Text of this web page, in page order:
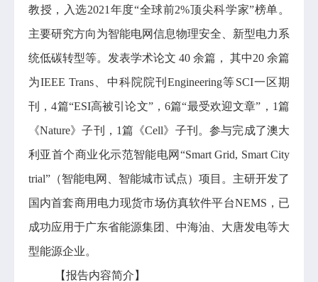
教授，入选2021年度“全球前2%顶尖科学家”榜单。
主要研究方向为智能电网信息物理安全、新型电力系
统低碳转型等。发表学术论文 40 余篇， 其中20 余篇
为IEEE Trans、中科院院刊Engineering等SCI一区期
刊，4篇“ESI高被引论文”，6篇“最受欢迎文章”，1篇
《Nature》子刊，1篇《Cell》子刊。参与完成了澳大
利亚首个商业化示范智能电网“Smart Grid, Smart City
trial”（智能电网、智能城市试点）项目。主研开发了
国内首套商用电力现货市场仿真软件平台NEMS，已
成功应用于广东省能源集团、中海油、大唐发电等大
型能源企业。
【报告内容简介】